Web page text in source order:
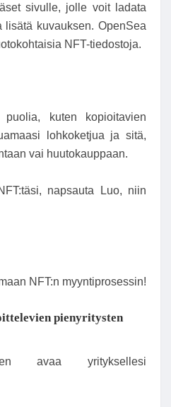
sivulle, jolle voit ladata
kuvauksen. OpenSea
​​NFT-tiedostoja.
kuten kopioitavien
lohkoketjua ja sitä,
vai huutokauppaan.
napsauta Luo, niin
NFT:n myyntiprosessin!
pienyritysten
avaa yrityksellesi